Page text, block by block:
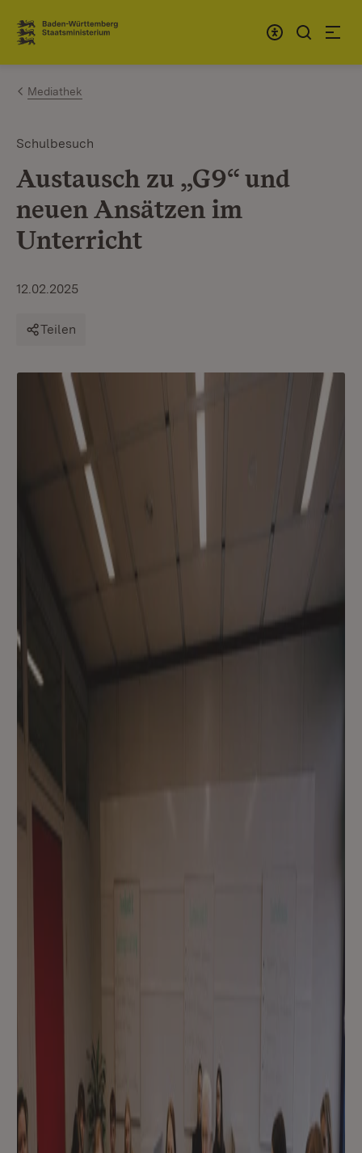
Zum Inhalt springen
Link zur Startseite
Mediathek
Schulbesuch
Austausch zu „G9“ und
neuen Ansätzen im
Unterricht
12.02.2025
Teilen